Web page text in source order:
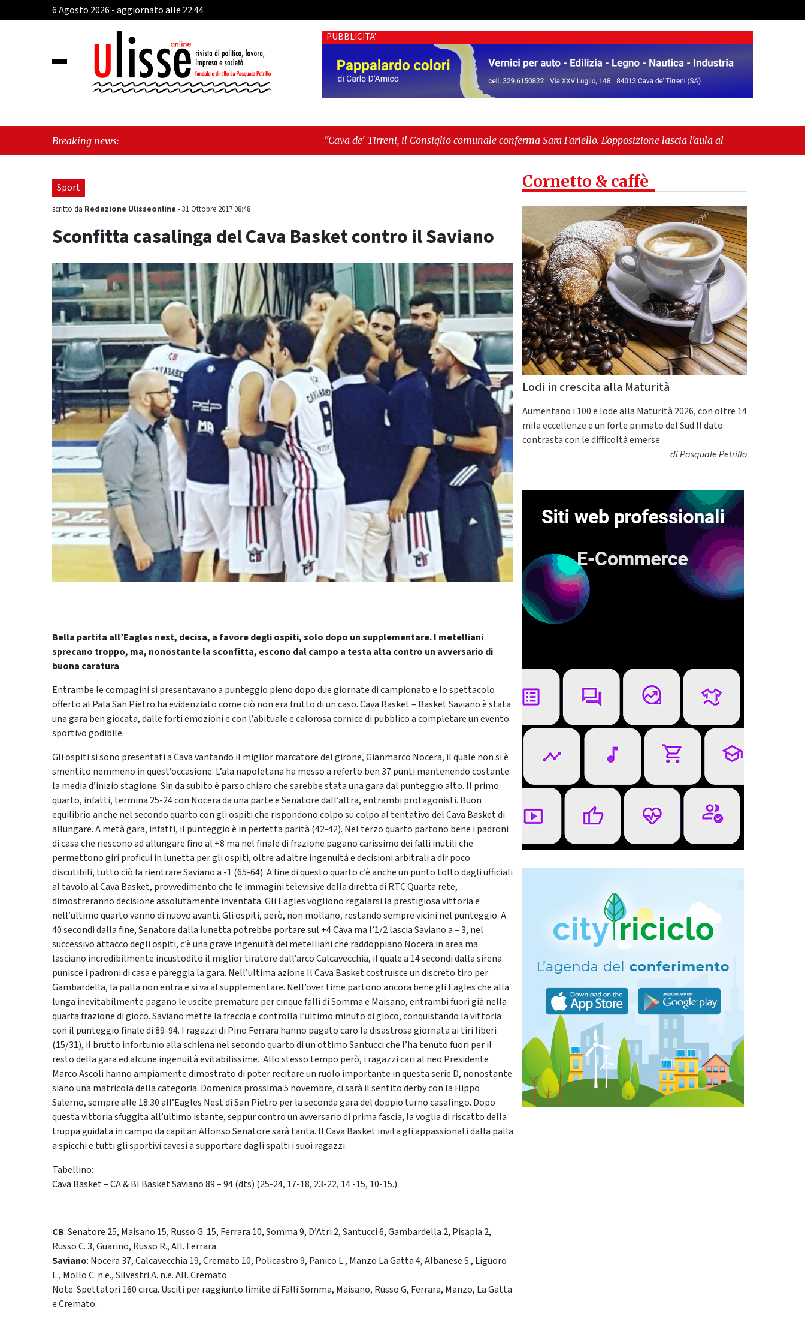
6 Agosto 2026 - aggiornato alle 22:44
PUBBLICITA'
Breaking news: "Cava de' Tirreni, il Consiglio comunale conferma Sara Fariello. L'opposizione lascia l'aula al momento del voto" -
sul Mare, giornata storica: la ceramica ammessa alla fase europea per l’IGP"
Sport
scritto da Redazione Ulisseonline -31 Ottobre 2017 08:48
Sconfitta casalinga del Cava Basket contro il Saviano
Bella partita all’Eagles nest, decisa, a favore degli ospiti, solo dopo un supplementare. I metelliani
sprecano troppo, ma, nonostante la sconfitta, escono dal campo a testa alta contro un avversario di
buona caratura
Entrambe le compagini si presentavano a punteggio pieno dopo due giornate di campionato e lo spettacolo
offerto al Pala San Pietro ha evidenziato come ciò non era frutto di un caso. Cava Basket – Basket Saviano è stata
una gara ben giocata, dalle forti emozioni e con l’abituale e calorosa cornice di pubblico a completare un evento
sportivo godibile.
Gli ospiti si sono presentati a Cava vantando il miglior marcatore del girone, Gianmarco Nocera, il quale non si è
smentito nemmeno in quest’occasione. L’ala napoletana ha messo a referto ben 37 punti mantenendo costante
la media d’inizio stagione. Sin da subito è parso chiaro che sarebbe stata una gara dal punteggio alto. Il primo
quarto, infatti, termina 25-24 con Nocera da una parte e Senatore dall’altra, entrambi protagonisti. Buon
equilibrio anche nel secondo quarto con gli ospiti che rispondono colpo su colpo al tentativo del Cava Basket di
allungare. A metà gara, infatti, il punteggio è in perfetta parità (42-42). Nel terzo quarto partono bene i padroni
di casa che riescono ad allungare fino al +8 ma nel finale di frazione pagano carissimo dei falli inutili che
permettono giri proficui in lunetta per gli ospiti, oltre ad altre ingenuità e decisioni arbitrali a dir poco
discutibili, tutto ciò fa rientrare Saviano a -1 (65-64). A fine di questo quarto c’è anche un punto tolto dagli ufficiali
al tavolo al Cava Basket, provvedimento che le immagini televisive della diretta di RTC Quarta rete,
dimostreranno decisione assolutamente inventata. Gli Eagles vogliono regalarsi la prestigiosa vittoria e
nell’ultimo quarto vanno di nuovo avanti. Gli ospiti, però, non mollano, restando sempre vicini nel punteggio. A
40 secondi dalla fine, Senatore dalla lunetta potrebbe portare sul +4 Cava ma l’1/2 lascia Saviano a – 3, nel
successivo attacco degli ospiti, c’è una grave ingenuità dei metelliani che raddoppiano Nocera in area ma
lasciano incredibilmente incustodito il miglior tiratore dall’arco Calcavecchia, il quale a 14 secondi dalla sirena
punisce i padroni di casa e pareggia la gara. Nell’ultima azione Il Cava Basket costruisce un discreto tiro per
Gambardella, la palla non entra e si va al supplementare. Nell’over time partono ancora bene gli Eagles che alla
lunga inevitabilmente pagano le uscite premature per cinque falli di Somma e Maisano, entrambi fuori già nella
quarta frazione di gioco. Saviano mette la freccia e controlla l’ultimo minuto di gioco, conquistando la vittoria
con il punteggio finale di 89-94. I ragazzi di Pino Ferrara hanno pagato caro la disastrosa giornata ai tiri liberi
(15/31), il brutto infortunio alla schiena nel secondo quarto di un ottimo Santucci che l’ha tenuto fuori per il
resto della gara ed alcune ingenuità evitabilissime. Allo stesso tempo però, i ragazzi cari al neo Presidente
Marco Ascoli hanno ampiamente dimostrato di poter recitare un ruolo importante in questa serie D, nonostante
siano una matricola della categoria. Domenica prossima 5 novembre, ci sarà il sentito derby con la Hippo
Salerno, sempre alle 18:30 all’Eagles Nest di San Pietro per la seconda gara del doppio turno casalingo. Dopo
questa vittoria sfuggita all’ultimo istante, seppur contro un avversario di prima fascia, la voglia di riscatto della
truppa guidata in campo da capitan Alfonso Senatore sarà tanta. Il Cava Basket invita gli appassionati dalla palla
a spicchi e tutti gli sportivi cavesi a supportare dagli spalti i suoi ragazzi.
Tabellino:
Cava Basket – CA & BI Basket Saviano 89 – 94 (dts) (25-24, 17-18, 23-22, 14 -15, 10-15.)
CB: Senatore 25, Maisano 15, Russo G. 15, Ferrara 10, Somma 9, D’Atri 2, Santucci 6, Gambardella 2, Pisapia 2,
Russo C. 3, Guarino, Russo R., All. Ferrara.
Saviano: Nocera 37, Calcavecchia 19, Cremato 10, Policastro 9, Panico L., Manzo La Gatta 4, Albanese S., Liguoro
L., Mollo C. n.e., Silvestri A. n.e. All. Cremato.
Note: Spettatori 160 circa. Usciti per raggiunto limite di Falli Somma, Maisano, Russo G, Ferrara, Manzo, La Gatta
e Cremato.
Cornetto & caffè
Lodi in crescita alla Maturità
Aumentano i 100 e lode alla Maturità 2026, con oltre 14
mila eccellenze e un forte primato del Sud.Il dato
contrasta con le difficoltà emerse
diPasquale Petrillo